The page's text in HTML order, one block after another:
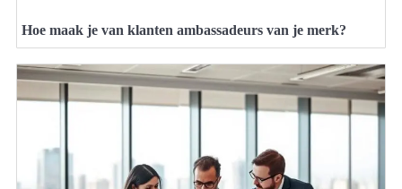
Hoe maak je van klanten ambassadeurs van je merk?